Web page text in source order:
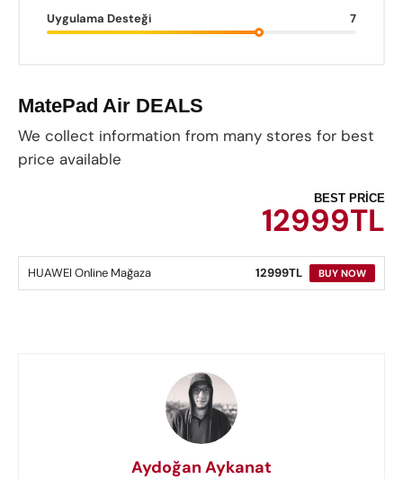
Uygulama Desteği 7
MatePad Air DEALS
We collect information from many stores for best
price available
BEST PRICE
12999TL
HUAWEI Online Mağaza 12999TL BUY NOW
Aydoğan Aykanat